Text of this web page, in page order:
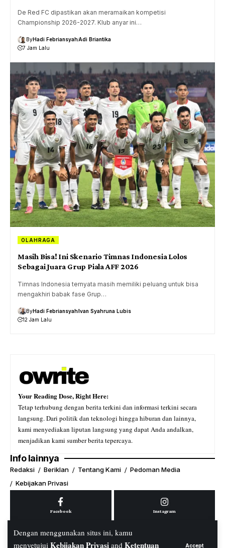
Dengan menggunakan situs ini, kamu
menyetujui Kebijakan Privasi and Ketentuan Accept
De Red FC dipastikan akan meramaikan kompetisi
Championship 2026-2027. Klub anyar ini…
ByHadi FebriansyahAdi Briantika
7 Jam Lalu
OLAHRAGA
Masih Bisa! Ini Skenario Timnas Indonesia Lolos
Sebagai Juara Grup Piala AFF 2026
Timnas Indonesia ternyata masih memiliki peluang untuk bisa
mengakhiri babak fase Grup…
ByHadi FebriansyahIvan Syahruna Lubis
12 Jam Lalu
Your Reading Dose, Right Here:
Tetap terhubung dengan berita terkini dan informasi terkini secara
langsung. Dari politik dan teknologi hingga hiburan dan lainnya,
kami menyediakan liputan langsung yang dapat Anda andalkan,
menjadikan kami sumber berita tepercaya.
Info lainnya
Redaksi Beriklan Tentang Kami
Pedoman Media
Kebijakan Privasi
Facebook Instagram
Youtube Tiktok